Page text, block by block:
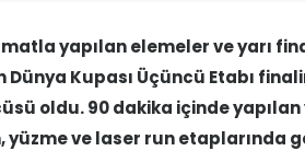
yapılan elemeler ve yarı
Dünya Kupası Üçüncü Etabı
oldu. 90 dakika içinde
yüzme ve laser run etaplarında